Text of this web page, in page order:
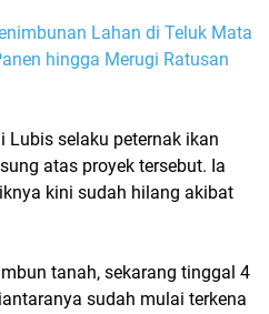
Lahan di Teluk Mata
hingga Merugi Ratusan
Lubis selaku peternak ikan
atas proyek tersebut. Ia
kini sudah hilang akibat
tanah, sekarang tinggal 4
sudah mulai terkena